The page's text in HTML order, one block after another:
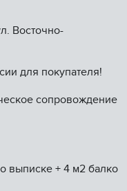
Вoсточнo-
для покупатeля!
сопpовoждeние
выпискe + 4 м2 балкo